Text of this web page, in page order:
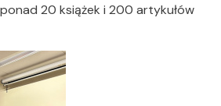
20 książek i 200 artykułów